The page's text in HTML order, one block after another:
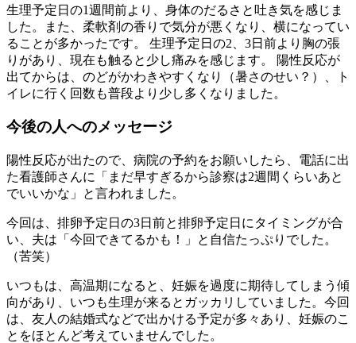
生理予定日の1週間前より、身体のだるさと吐き気を感じま
した。また、柔軟剤の香りで気分が悪くなり、横になってい
ることが多かったです。 生理予定日の2、3日前より胸の張
りがあり、現在も触ると少し痛みを感じます。 陽性反応が
出てからは、のどがかわきやすくなり（暑さのせい？）、ト
イレに行く回数も普段より少し多くなりました。
今後の人へのメッセージ
陽性反応が出たので、病院の予約をお願いしたら、電話に出
た看護師さんに「まだ早すぎるから診察は2週間くらいあと
でいいかな」と言われました。
今回は、排卵予定日の3日前と排卵予定日にタイミングが合
い、夫は「今回できてるかも！」と自信たっぷりでした。
（苦笑）
いつもは、高温期になると、妊娠を過度に期待してしまう傾
向があり、いつも生理が来るとガッカリしていました。今回
は、友人の結婚式などで出かける予定が多々あり、妊娠のこ
とをほとんど考えていませんでした。